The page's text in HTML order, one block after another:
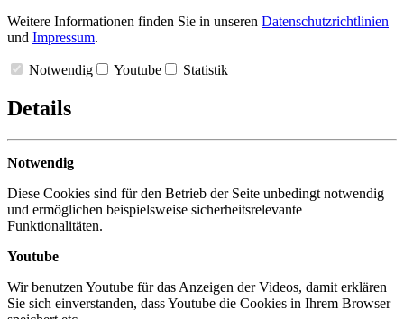
Weitere Informationen finden Sie in unseren Datenschutzrichtlinien
und Impressum.
Notwendig Youtube Statistik
Details
Notwendig
Diese Cookies sind für den Betrieb der Seite unbedingt notwendig
und ermöglichen beispielsweise sicherheitsrelevante
Funktionalitäten.
Youtube
Wir benutzen Youtube für das Anzeigen der Videos, damit erklären
Sie sich einverstanden, dass Youtube die Cookies in Ihrem Browser